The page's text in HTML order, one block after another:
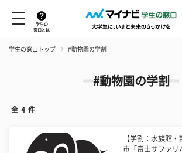
学生の
窓口とは
学生の窓口トップ #動物園の学割
#動物園の学割
全 4 件
【学割：水族館
市「富士サファリ